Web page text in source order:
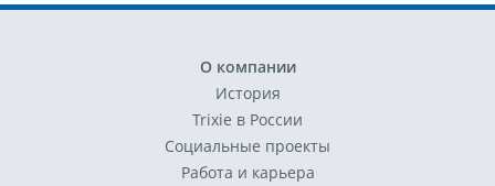
О компании
История
Trixie в России
Социальные проекты
Работа и карьера